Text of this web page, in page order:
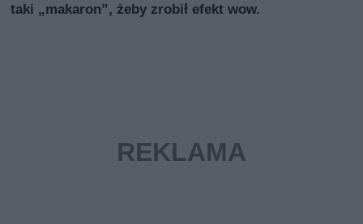
taki „makaron”, żeby zrobił efekt wow.